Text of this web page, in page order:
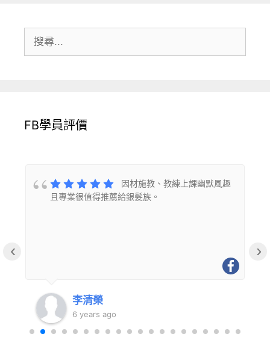
尋:
FB學員評價
因材施教、教練上課幽默風趣
且專業很值得推薦給銀髮族。
李清榮
6 years ago
‹ ›